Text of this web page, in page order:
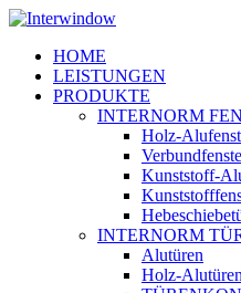
Skip
main
content
Menu
HOME
LEISTUNGEN
PRODUKTE
INTERNORM
Holz-
Kunststoff-
INTERNORM
Alutüren
Holz-Alutüren